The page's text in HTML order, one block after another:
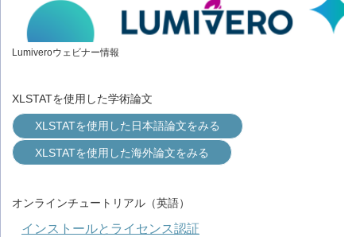
Lumiveroウェビナー情報
XLSTATを使用した学術論文
XLSTATを使用した日本語論文をみる
XLSTATを使用した海外論文をみる
オンラインチュートリアル（英語）
インストールとライセンス認証